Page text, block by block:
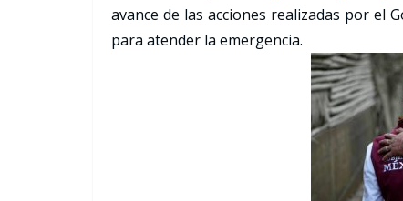
avance de las acciones realizadas por el
para atender la emergencia.